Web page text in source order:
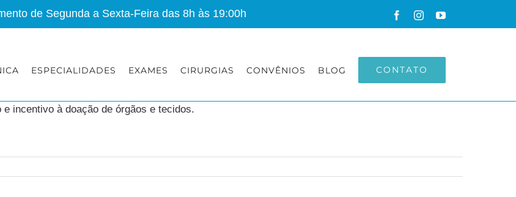
de Segunda a Sexta-Feira das 8h às 19:00h FacebookInstagramYouTube
ESPECIALIDADES EXAMES CIRURGIAS CONVÊNIOS BLOG CONTATO
incentivo à doação de órgãos e tecidos.